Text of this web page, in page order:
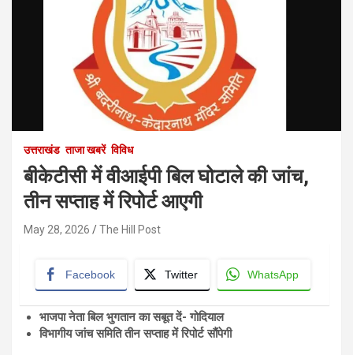
उत्तराखंड ताजा खबरें विविध
बीकेटीसी में वीआईपी बिल घोटाले की जांच,
तीन सप्ताह में रिपोर्ट आएगी
May 28, 2026 The Hill Post
Facebook Twitter WhatsApp
भाजपा नेता बिल भुगतान का सबूत दें- गोदियाल
विभागीय जांच समिति तीन सप्ताह में रिपोर्ट सौंपेगी